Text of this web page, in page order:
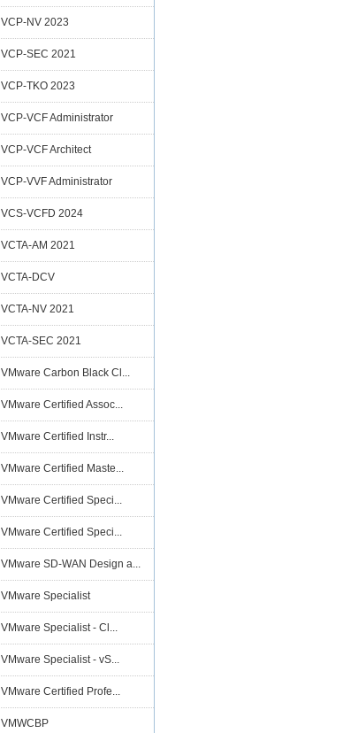
VCP-NV 2023
VCP-SEC 2021
VCP-TKO 2023
VCP-VCF Administrator
VCP-VCF Architect
VCP-VVF Administrator
VCS-VCFD 2024
VCTA-AM 2021
VCTA-DCV
VCTA-NV 2021
VCTA-SEC 2021
VMware Carbon Black Cl...
VMware Certified Assoc...
VMware Certified Instr...
VMware Certified Maste...
VMware Certified Speci...
VMware Certified Speci...
VMware SD-WAN Design a...
VMware Specialist
VMware Specialist - Cl...
VMware Specialist - vS...
VMware Certified Profe...
VMWCBP